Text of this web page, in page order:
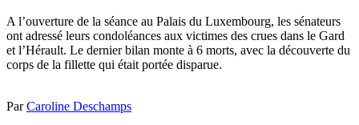
A l’ouverture de la séance au Palais du Luxembourg, les sénateurs
ont adressé leurs condoléances aux victimes des crues dans le Gard
et l’Hérault. Le dernier bilan monte à 6 morts, avec la découverte du
corps de la fillette qui était portée disparue.
ParCaroline Deschamps